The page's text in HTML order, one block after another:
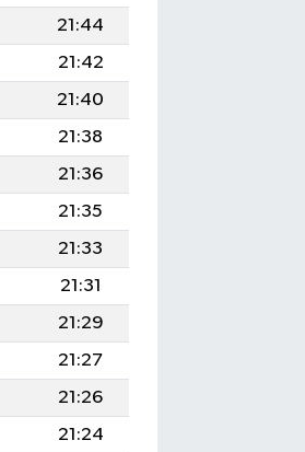
21:44
21:42
21:40
21:38
21:36
21:35
21:33
21:31
21:29
21:27
21:26
21:24